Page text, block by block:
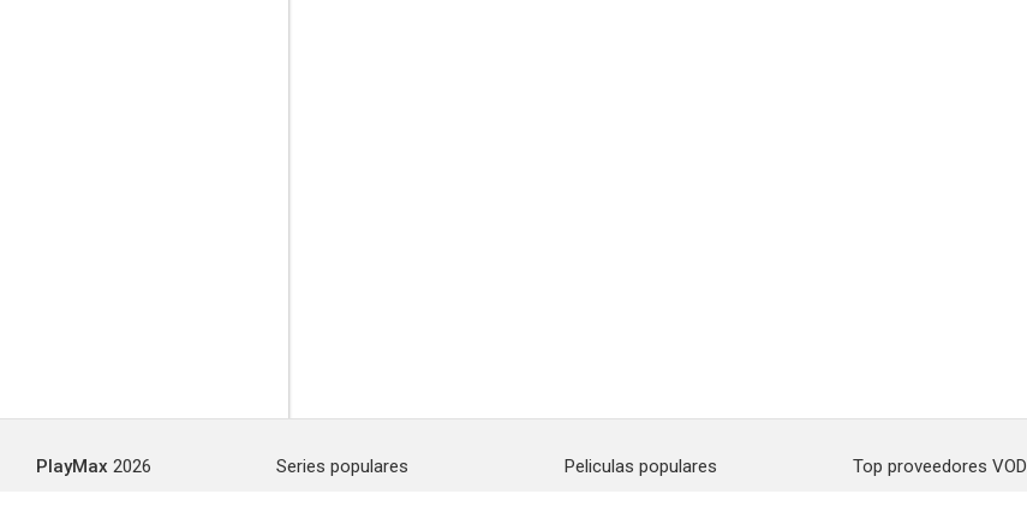
PlayMax 2026
Series populares
Peliculas populares
Top proveedores VOD